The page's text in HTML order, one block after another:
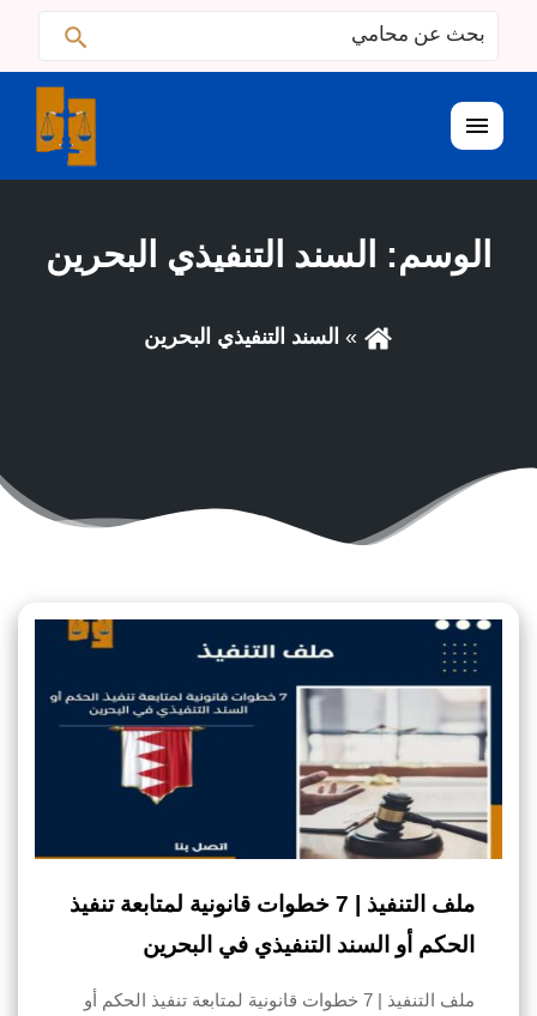
البحث
عن:
القائمة
الوسم: السند التنفيذي البحرين
السند التنفيذي البحرين
ملف التنفيذ | 7 خطوات قانونية لمتابعة تنفيذ
الحكم أو السند التنفيذي في البحرين
ملف التنفيذ | 7 خطوات قانونية لمتابعة تنفيذ الحكم أو